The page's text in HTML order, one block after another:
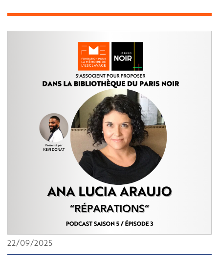
FME
au
lancement
Festival
Mois
2025
22/09/2025